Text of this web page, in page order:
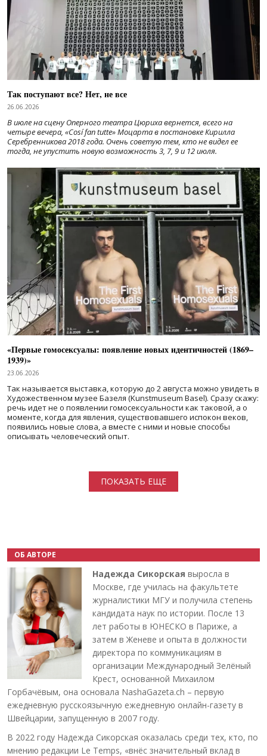
Так поступают все? Нет, не все
26.06.2026
В июле на сцену Оперного театра Цюриха вернется, всего на
четыре вечера, «Cosí fan tutte» Моцарта в постановке Кирилла
Серебренникова 2018 года. Очень советую тем, кто не видел ее
тогда, не упустить новую возможность 3, 7, 9 и 12 июля.
«Первые гомосексуалы: появление новых идентичностей (1869–
1939)»
23.06.2026
Так называется выставка, которую до 2 августа можно увидеть в
Художественном музее Базеля (Kunstmuseum Basel). Сразу скажу:
речь идет не о появлении гомосексуальности как таковой, а о
моменте, когда для явления, существовавшего испокон веков,
появились новые слова, а вместе с ними и новые способы
описывать человеческий опыт.
ПОКАЗАТЬ ЕЩЕ
ОБ АВТОРЕ
Надежда Сикорская выросла в
Москве, где училась на факультете
журналистики МГУ и получила степень
кандидата наук по истории. После 13
лет работы в ЮНЕСКО в Париже, а
затем в Женеве и опыта в должности
директора по коммуникациям в
организации Международный Зелёный
Крест, основанной Михаилом
Горбачёвым, она основала NashaGazeta.ch – первую
ежедневную русскоязычную ежедневную онлайн-газету в
Швейцарии, запущенную в 2007 году.
В 2022 году Надежда Сикорская оказалась среди тех, кто, по
мнению редакции Le Temps, «внёс значительный вклад в